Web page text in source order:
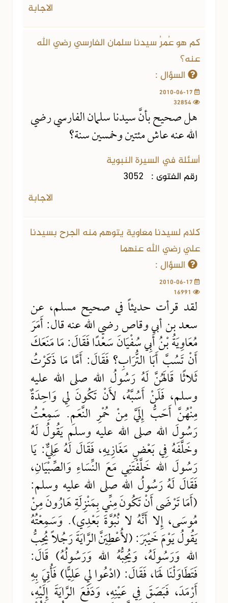
الاجابة
كم هو عُمرُ سيدنا سلمان الفارسي رضي الله
عنه؟
السؤال :
هل صحيح بأنَّ سيدنا سلمان الفارسي رضي
الله عنه عاش مئتين وخمسين سنة؟
أسئلة في السيرة النبوية
رقم الفتوى : 3052
الاجابة
كلام لسيدنا معاوية يتوهم منه الجرح بسيدنا
علي رضي الله عنهما
السؤال :
لقد قرأت حديثاً في صحيح مسلم، عن
سعد بن أبي وقاص رضي الله عنه قال: أَمَرَ
مُعَاوِيَةُ بْنُ أَبِي سُفْيَانَ سَعْدًا فَقَالَ: مَا مَنَعَكَ
أَنْ تَسُبَّ أَبَا التُّرَابِ؟ فَقَالَ: أَمَّا مَا ذَكَرْتُ
ثَلاثًا قَالَهُنَّ لَهُ رَسُولُ الله صلى الله عليه
وسلم، فَلَنْ أَسُبَّهُ، لأَنْ تَكُونَ لِي وَاحِدَةٌ
مِنْهُنَّ أَحَبُّ إِلَيَّ مِنْ حُمْرِ النَّعَمِ. سَمِعْتُ
رَسُولَ الله صلى الله عليه وسلم يَقُولُ لَهُ
وخَلَّفَهُ فِي بَعْضِ مَغَازِيهِ، فَقَالَ لَهُ عَلِيٌّ: يَا
رَسُولَ الله خَلَّفْتَنِي مَعَ النِّسَاءِ وَالصِّبْيَانِ،
فَقَالَ لَهُ رَسُولُ الله صلى الله عليه وسلم:
(أَمَا تَرْضَى أَنْ تَكُونَ مِنِّي بِمَنْزِلَةِ هَارُونَ مِنْ
مُوسَى، إِلا أَنَّهُ لا نُبُوَّةَ بَعْدِي). وَسَمِعْتُهُ
يَقُولُ يَوْمَ خَيْبَرَ: (لأُعْطِيَنَّ الرَّايَةَ رَجُلاً يُحِبُّ
الله وَرَسُولَهُ، وَيُحِبُّهُ الله وَرَسُولُهُ) قَالَ:
فَتَطَاوَلْنَا لَهَا، فَقَالَ: (ادْعُوا لِي عَلِيًّا) فَأُتِيَ بِهِ
أَرْمَدَ، فَبَصَقَ فِي عَيْنِهِ، وَدَفَعَ الرَّايَةَ إِلَيْهِ،